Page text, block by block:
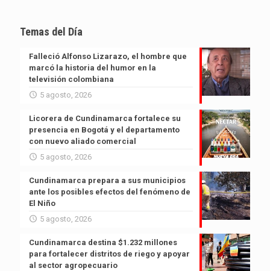
Temas del Día
Falleció Alfonso Lizarazo, el hombre que
marcó la historia del humor en la
televisión colombiana
5 agosto, 2026
Licorera de Cundinamarca fortalece su
presencia en Bogotá y el departamento
con nuevo aliado comercial
5 agosto, 2026
Cundinamarca prepara a sus municipios
ante los posibles efectos del fenómeno de
El Niño
5 agosto, 2026
Cundinamarca destina $1.232 millones
para fortalecer distritos de riego y apoyar
al sector agropecuario